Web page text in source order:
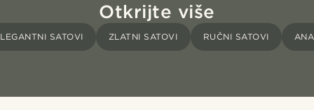
Otkrijte više
SATOVI ZLATNI SATOVI RUČNI SATOVI